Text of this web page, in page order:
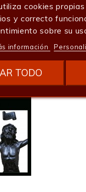
35
0.6
cookies
y correcto
sobre su
información
TODO